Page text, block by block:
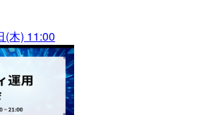
(木) 11:00